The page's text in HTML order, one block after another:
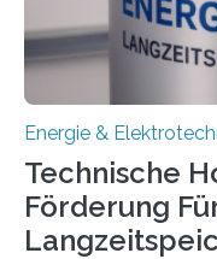
Energie &
Technische
Förderung